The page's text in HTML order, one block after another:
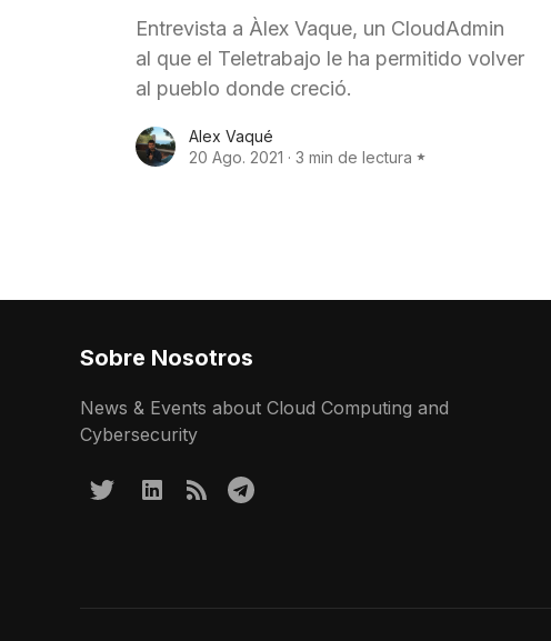
Entrevista a Àlex Vaque, un CloudAdmin
al que el Teletrabajo le ha permitido volver
al pueblo donde creció.
Alex Vaqué
20 Ago. 2021 · 3 min de lectura
Sobre Nosotros
News & Events about Cloud Computing and
Cybersecurity